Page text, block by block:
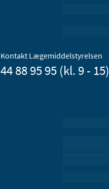
Kontakt Lægemiddelstyrelsen
44 88 95 95 (kl. 9 - 15)